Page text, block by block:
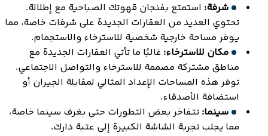
شرفة: استمتع بفنجان قهوتك الصباحية مع إطلالة.
تحتوي العديد من العقارات الجديدة على شرفات خاصة، مما
يوفر مساحة خارجية شخصية للاسترخاء والاستجمام.
مكان للاسترخاء: غالبًا ما تأتي العقارات الجديدة مع
مناطق مشتركة مصممة للاسترخاء والتواصل الاجتماعي.
توفر هذه المساحات الإعداد المثالي لمقابلة الجيران أو
استضافة الأصدقاء.
سينما: تتفاخر بعض التطورات حتى بغرف سينما خاصة،
مما يجلب تجربة الشاشة الكبيرة إلى عتبة دارك.